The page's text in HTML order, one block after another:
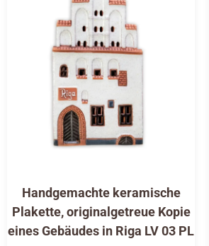
Handgemachte keramische
Plakette, originalgetreue Kopie
eines Gebäudes in Riga LV 03 PL